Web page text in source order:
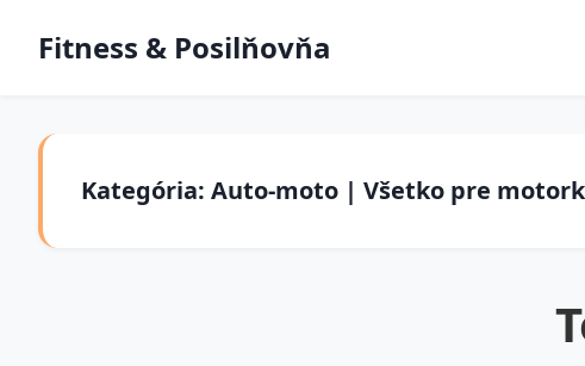
Fitness & Posilňovňa
Kategória: Auto-moto | Všetko pre